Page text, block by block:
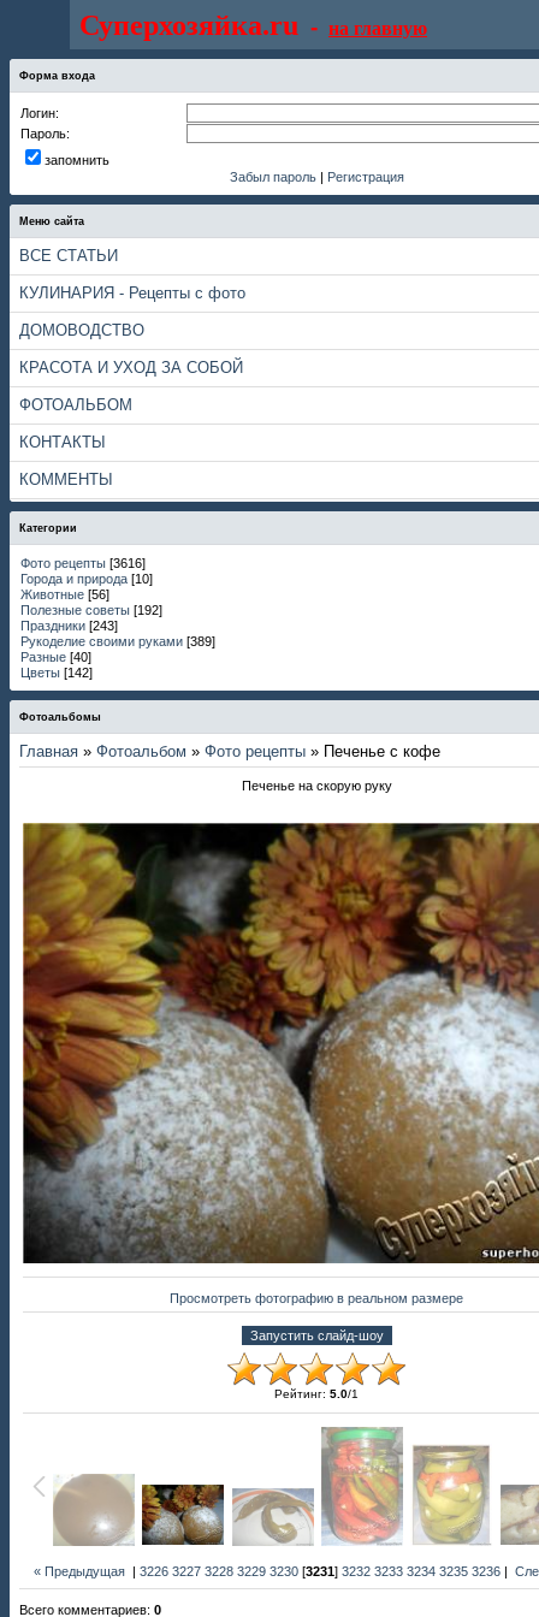
Суперхозяйка.ru - на главную
Форма входа
Логин:
Пароль:
запомнить
Забыл пароль | Регистрация
Меню сайта
ВСЕ СТАТЬИ
КУЛИНАРИЯ - Рецепты с фото
ДОМОВОДСТВО
КРАСОТА И УХОД ЗА СОБОЙ
ФОТОАЛЬБОМ
КОНТАКТЫ
КОММЕНТЫ
Категории
Фото рецепты [3616]
Города и природа [10]
Животные [56]
Полезные советы [192]
Праздники [243]
Рукоделие своими руками [389]
Разные [40]
Цветы [142]
Фотоальбомы
Главная » Фотоальбом » Фото рецепты » Печенье с кофе
Печенье на скорую руку
Просмотреть фотографию в реальном размере
Рейтинг: 5.0/1
« Предыдущая |3226 3227 3228 3229 3230 [3231]3232 3233 3234 3235 3236 |
Всего комментариев: 0